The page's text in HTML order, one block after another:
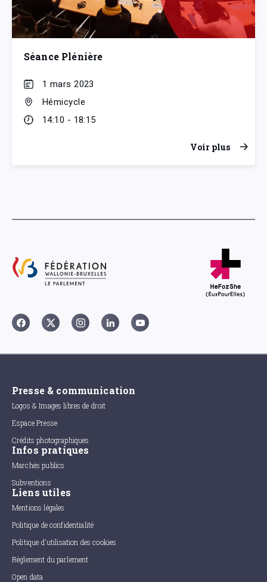
Séance Plénière
1 mars 2023
Hémicycle
14:10 - 18:15
Voir plus
Presse & communication
Logos & Images libres de droit
Espace Presse
Crédits photographiques
Infos pratiques
Marchés publics
Subventions
Liens utiles
Mentions légales
Politique de confidentialité
Politique d'utilisation des cookies
Règlement du parlement
Open data